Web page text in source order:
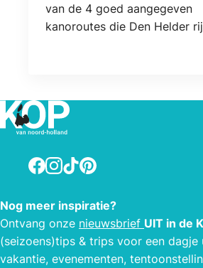
van de 4 goed aangegeven
kanoroutes die Den Helder
voor kano’s zijn. De stad- en
stellingroute (rode route, 6
6 km terug) gaat langs Fort
Westoever, de linie en
Facebook
Instagram
TikTokPinterest
Nog meer inspiratie?
Ontvang onze nieuwsbrief UIT in de
(seizoens)tips & trips voor een dagje
vakantie, evenementen,